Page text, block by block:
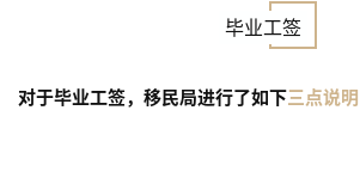
毕业工签
对于毕业工签，移民局进行了如下三点说明